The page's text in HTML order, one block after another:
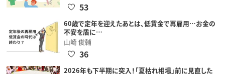
53
60歳で定年を迎えたあとは、低賃金で再雇用…お金の
不安を盾に…
山崎 俊輔
36
2026年も下半期に突入！「夏枯れ相場」前に見直した